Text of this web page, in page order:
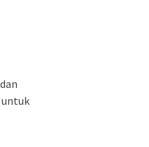
untuk